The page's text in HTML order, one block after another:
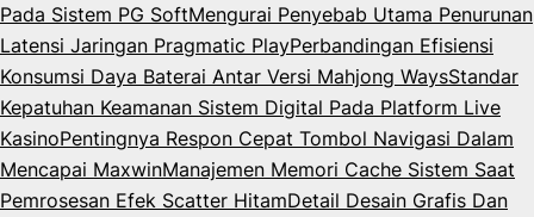
Pada Sistem PG SoftMengurai Penyebab Utama Penurunan
Latensi Jaringan Pragmatic PlayPerbandingan Efisiensi
Konsumsi Daya Baterai Antar Versi Mahjong WaysStandar
Kepatuhan Keamanan Sistem Digital Pada Platform Live
KasinoPentingnya Respon Cepat Tombol Navigasi Dalam
Mencapai MaxwinManajemen Memori Cache Sistem Saat
Pemrosesan Efek Scatter HitamDetail Desain Grafis Dan